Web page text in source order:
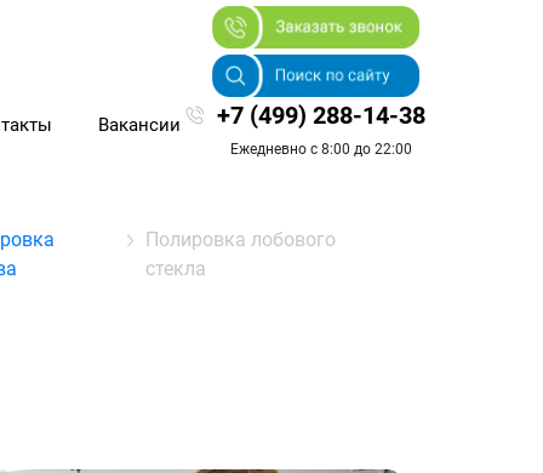
Вакансии +7 (499) 288-14-38
Ежедневно с 8:00 до 22:00
Полировка лобового
стекла